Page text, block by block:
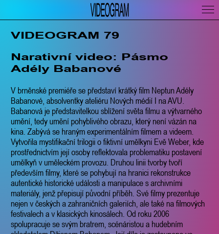
VIDEOGRAM 79
Narativní video: Pásmo
Adély Babanové
V brněnské premiéře se představí krátký film Neptun Adély
Babanové, absolventky ateliéru Nových médií I na AVU.
Babanová je představitelkou sblížení světa filmu a výtvarného
umění, tedy umění pohyblivého obrazu, který není vázán na
kina. Zabývá se hraným experimentálním filmem a videem.
Vytvořila mystifikační trilogii o fiktivní umělkyni Evě Weber, kde
prostřednictvím její osoby reflektovala problematiku postavení
umělkyň v uměleckém provozu. Druhou linii tvorby tvoří
především filmy, které se pohybují na hranici rekonstrukce
autentické historické události a manipulace s archivními
materiály, jenž přepisují původní příběh. Své filmy prezentuje
nejen v českých a zahraničních galeriích, ale také na filmových
festivalech a v klasických kinosálech. Od roku 2006
spolupracuje se svým bratrem, scénáristou a hudebním